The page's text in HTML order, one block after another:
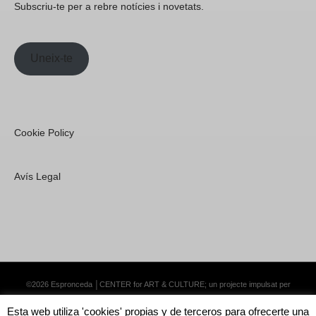
Subscriu-te per a rebre notícies i novetats.
Uneix-te
Cookie Policy
Avís Legal
©2026 Espronceda │CENTER for ART & CULTURE; un projecte impulsat per
Esta web utiliza 'cookies' propias y de terceros para ofrecerte una